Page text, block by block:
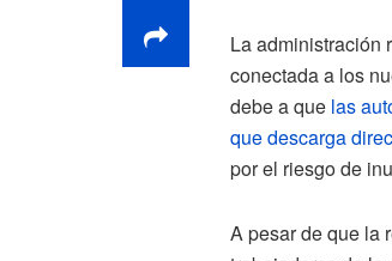
La administración
conectada a los
debe a que las
que descarga
por el riesgo de
A pesar de que la